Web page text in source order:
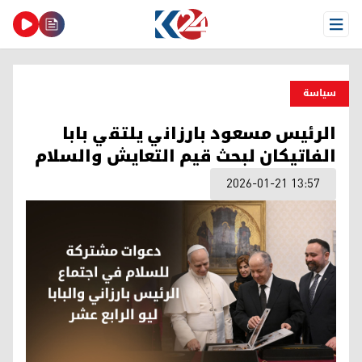
Open Menu
سیاسة
الرئيس مسعود بارزاني يلتقي بابا
الفاتيكان لبحث قيم التعايش والسلام
2026-01-21 13:57